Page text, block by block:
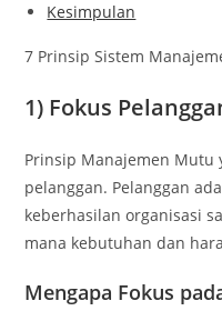
Kesimpulan
7 Prinsip Sistem
1) Fokus
Prinsip Manajemen Mutu
pelanggan. Pelanggan
keberhasilan organisasi
mana kebutuhan dan
Mengapa Fokus